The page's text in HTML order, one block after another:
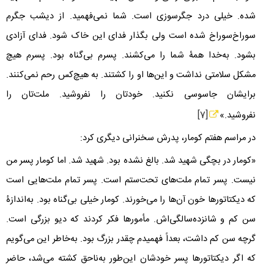
شده. خیلی درد جگرسوزی است. شما نمی‌فهمید. از دیشب جگرم
سوراخ‌سوراخ شده است ولی بگذار فدای این خاک شود. فدای آزادی
بشود. به‌خدا همۀ شما را می‌کشند. پسرم بی‌گناه بود. پسرم هیچ
مشکل سلامتی نداشت و این‌ها او را کشتند. به هیچ‌کس رحم نمی‌کنند.
برایشان جاسوسی نکنید. خودتان را نفروشید. ملت‌تان را
نفروشید.»
[7]
در مراسم هفتم کومار، پدرش سخنرانی دیگری کرد:
«کومار در بچگی شهید شد. بالغ نشده بود. شهید شد. اما کومار پسر من
نیست. پسر تمام ملت‌های تحت‌ستم است. پسر تمام ملت‌هایی است
که دیکتاتورها خون آن‌ها را می‌خورند. کومار خیلی بی‌گناه بود. به‌اندازۀ
سن کم و شانزده‌سالگی‌اش. مأمورها فکر کردند که دیو بزرگی است.
گرچه سن کم داشت، بعداً فهمیدم چقدر بزرگ بود. به‌خاطر این می‌گویم
که اگر دیکتاتورها پسر خودشان این‌طور به‌ناحق کشته می‌شد، حاضر